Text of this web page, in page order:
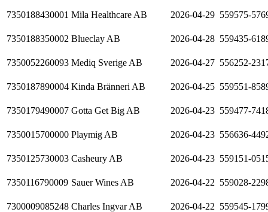
7350188430001 Mila Healthcare AB 2026-04-29 559575-
7350188350002 Blueclay AB 2026-04-28 559435-
7350052260093 Mediq Sverige AB 2026-04-27 556252-
7350187890004 Kinda Bränneri AB 2026-04-25 559551-
7350179490007 Gotta Get Big AB 2026-04-23 559477-
7350015700000 Playmig AB 2026-04-23 556636-
7350125730003 Casheury AB 2026-04-23 559151-
7350116790009 Sauer Wines AB 2026-04-22 559028-
7300009085248 Charles Ingvar AB 2026-04-22 559545-